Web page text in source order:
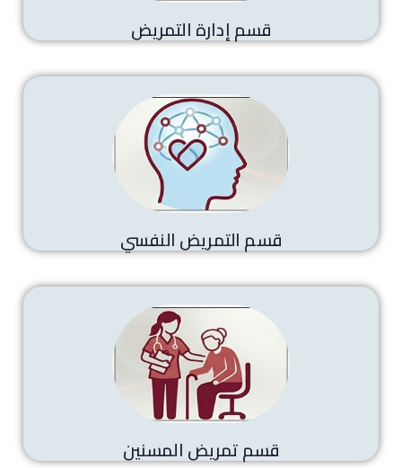
قسم إدارة التمريض
قسم التمريض النفسي
قسم تمريض المسنين